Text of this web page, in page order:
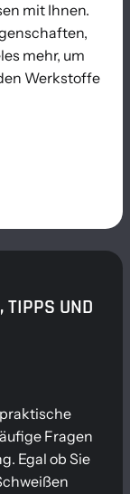
mit Ihnen.
mehr, um
Werkstoffe
TIPPS UND
Fragen
Egal ob Sie